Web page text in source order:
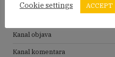
Kanal objava
Kanal komentara
Cookie settings
ACCEPT